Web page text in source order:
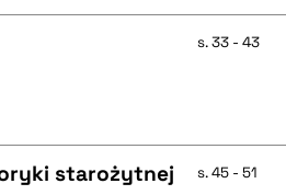
s. 33 - 43
starożytnej s. 45 - 51